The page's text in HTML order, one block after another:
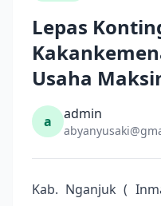
Lepas
Usaha
a admin
Kab. Nganjuk (